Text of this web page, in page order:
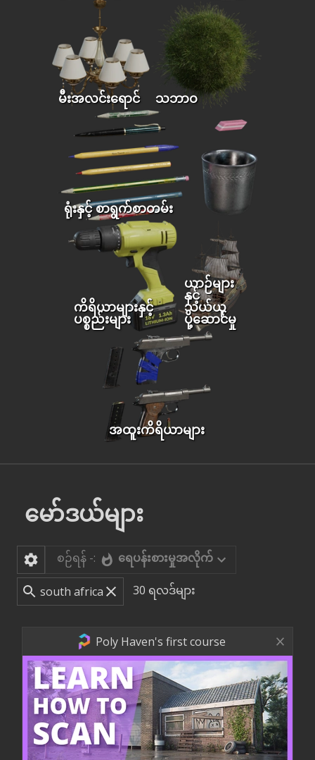
မီးအလင်းရောင် သဘာဝ
ရုံးနှင့် စာရွက်စာတမ်း
ကိရိယာများနှင့်
ပစ္စည်းများ
ယာဉ်များ
နှင့်
သယ်ယူ
ပို့ဆောင်မှု
အထူးကိရိယာများ
မော်ဒယ်များ
စဉ်ရန် -: ရေပန်းစားမှုအလိုက်
30 ရလဒ်များ
Poly Haven's first course